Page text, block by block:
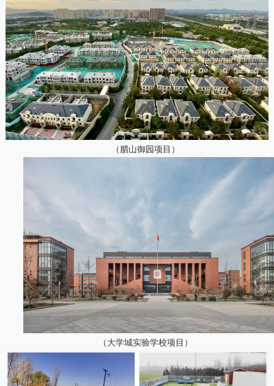
（腊山御园项目）
（大学城实验学校项目）